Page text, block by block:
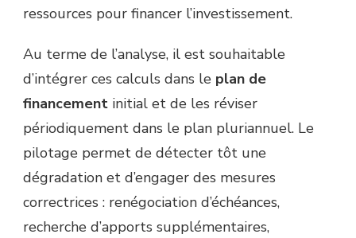
ressources pour financer l’investissement.
Au terme de l’analyse, il est souhaitable
d’intégrer ces calculs dans le plan de
financement initial et de les réviser
périodiquement dans le plan pluriannuel. Le
pilotage permet de détecter tôt une
dégradation et d’engager des mesures
correctrices : renégociation d’échéances,
recherche d’apports supplémentaires,